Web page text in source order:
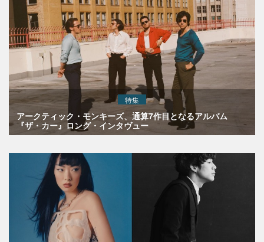
特集
アークティック・モンキーズ、通算7作目となるアルバム
『ザ・カー』ロング・インタヴュー